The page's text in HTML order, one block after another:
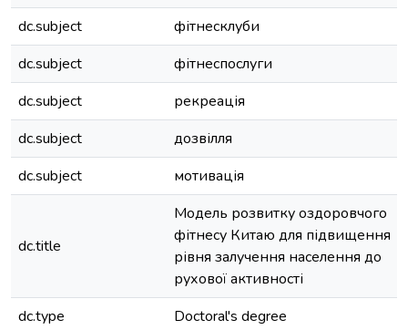
dc.subject
фітнес­клуби
dc.subject
фітнес­послуги
dc.subject
рекреація
dc.subject
дозвілля
dc.subject
мотивація
dc.title
Модель розвитку оздоровчого
фітнесу Китаю для підвищення
рівня залучення населення до
рухової активності
dc.type
Doctoral's degree